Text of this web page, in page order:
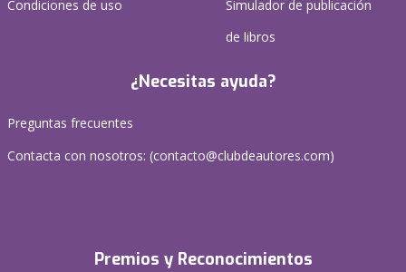
Condiciones de uso
Simulador de publicación
de libros
¿Necesitas ayuda?
Preguntas frecuentes
Contacta con nosotros: (contacto@clubdeautores.com)
Premios y Reconocimientos